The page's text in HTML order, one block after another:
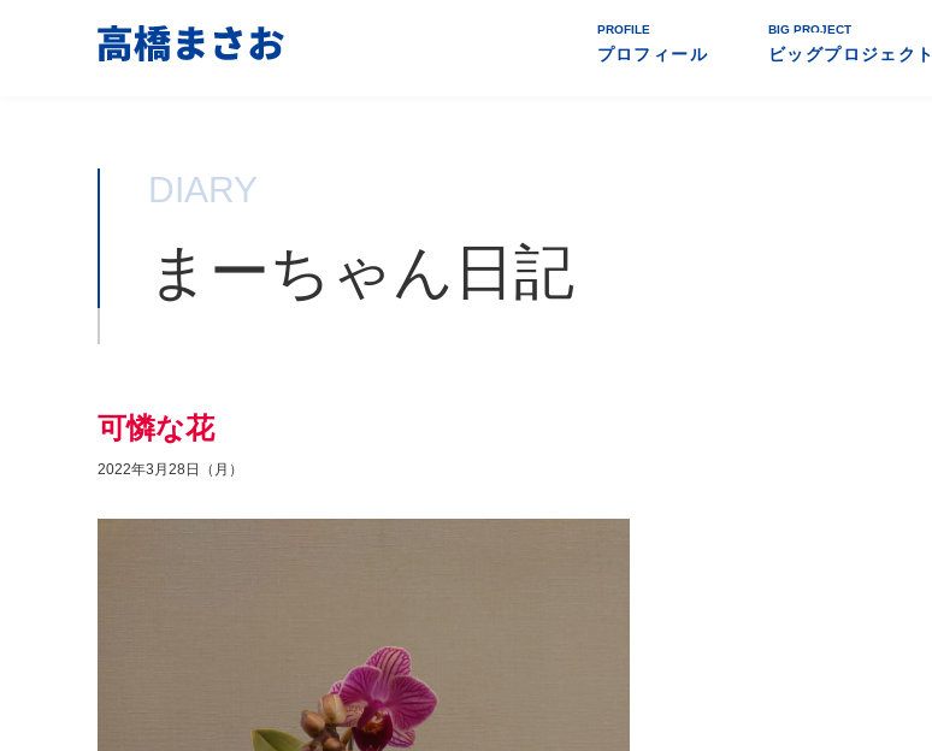
PROFILE
プロフィール
BIG PROJECT
ビッグプロジェクト
DIARY
まーちゃん日記
可憐な花
2022年3月28日（月）